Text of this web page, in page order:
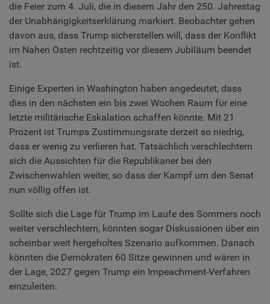
die Feier zum 4. Juli, die in diesem Jahr den 250. Jahrestag
der Unabhängigkeitserklärung markiert. Beobachter gehen
davon aus, dass Trump sicherstellen will, dass der Konflikt
im Nahen Osten rechtzeitig vor diesem Jubiläum beendet
ist.
Einige Experten in Washington haben angedeutet, dass
dies in den nächsten ein bis zwei Wochen Raum für eine
letzte militärische Eskalation schaffen könnte. Mit 21
Prozent ist Trumps Zustimmungsrate derzeit so niedrig,
dass er wenig zu verlieren hat. Tatsächlich verschlechtern
sich die Aussichten für die Republikaner bei den
Zwischenwahlen weiter, so dass der Kampf um den Senat
nun völlig offen ist.
Sollte sich die Lage für Trump im Laufe des Sommers noch
weiter verschlechtern, könnten sogar Diskussionen über ein
scheinbar weit hergeholtes Szenario aufkommen. Danach
könnten die Demokraten 60 Sitze gewinnen und wären in
der Lage, 2027 gegen Trump ein Impeachment-Verfahren
einzuleiten.